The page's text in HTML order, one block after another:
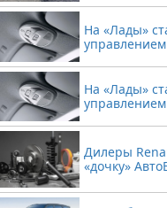
На «Лады»
управлением
На «Лады»
управлением
Дилеры
«дочку»